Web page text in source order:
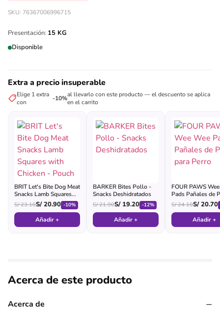
SKU: 76367006996715
Presentación: 15 KG
Disponible
Extra a precio insuperable
Elige 1 extra
con
-10%al llevarlo con este producto — el descuento se aplica
en el carrito
BRIT Let's Bite Dog Meat
Snacks Lamb Squares
with Chicken - Pouch
S/23.10S/20.90 -10%
Añadir +
BARKER Bites Pollo -
Snacks Deshidratados
S/21.90S/19.20 -12%
Añadir +
FOUR PAWS
Pads Pañales de
para Perro
S/24.10S/20.70
Añadir +
Acerca de este producto
Acerca de −